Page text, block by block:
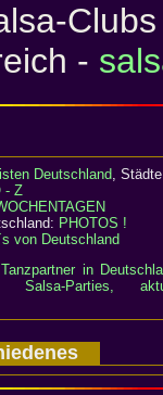
-
Deutschland,
- Z
PHOTOS !
von Deutschland
Tanzpartner in
Salsa-Parties,